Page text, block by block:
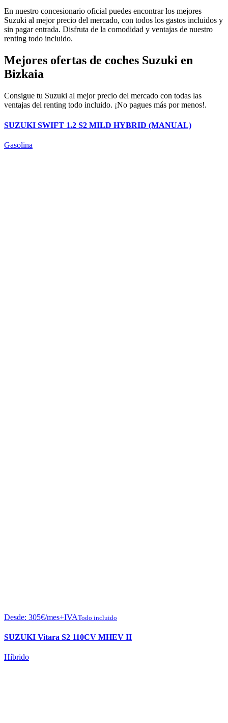
En nuestro concesionario oficial puedes encontrar los mejores
Suzuki al mejor precio del mercado, con todos los gastos incluidos y
sin pagar entrada. Disfruta de la comodidad y ventajas de nuestro
renting todo incluido.
Mejores ofertas de coches Suzuki en
Bizkaia
Consigue tu Suzuki al mejor precio del mercado con todas las
ventajas del renting todo incluido. ¡No pagues más por menos!.
SUZUKI SWIFT 1.2 S2 MILD HYBRID (MANUAL)
Gasolina
Desde: 305€/mes+IVATodo incluido
SUZUKI Vitara S2 110CV MHEV II
Híbrido